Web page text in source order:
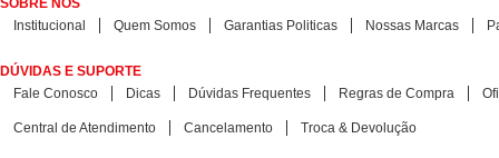
SOBRE NÓS
Institucional
Quem Somos Garantias Politicas Nossas Marcas
DÚVIDAS E SUPORTE
Fale Conosco
Dicas Dúvidas Frequentes Regras de Compra
Central de Atendimento Cancelamento Troca & Devolução